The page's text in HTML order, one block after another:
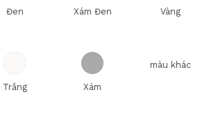
Đen Xám Đen Vàng
Trắng Xám
màu khác